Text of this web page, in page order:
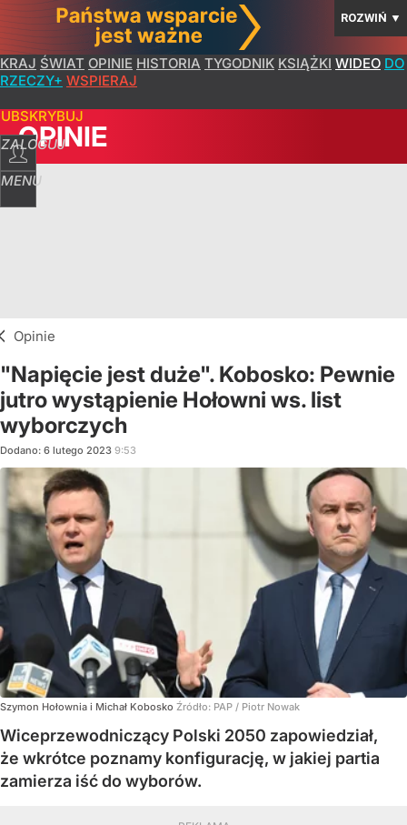
ROZWIŃ ▼
KRAJ ŚWIAT OPINIE HISTORIA TYGODNIK KSIĄŻKI WIDEO DO
RZECZY+ WSPIERAJ
ZALOGUJ
MENU
OPINIE
Opinie
"Napięcie jest duże". Kobosko: Pewnie
jutro wystąpienie Hołowni ws. list
wyborczych
Dodano: 6 lutego 2023 9:53
Szymon Hołownia i Michał Kobosko Źródło: PAP / Piotr Nowak
Wiceprzewodniczący Polski 2050 zapowiedział,
że wkrótce poznamy konfigurację, w jakiej partia
zamierza iść do wyborów.